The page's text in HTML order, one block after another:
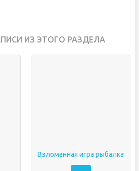
ИЗ ЭТОГО РАЗДЕЛА
Взломанная игра рыбалка